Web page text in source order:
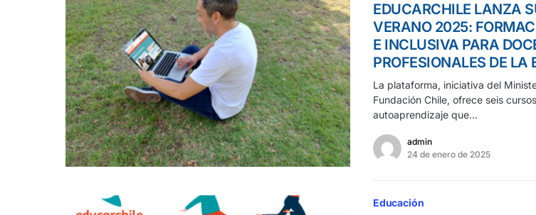
EDUCARCHILE LANZA
VERANO 2025:
E INCLUSIVA PARA
PROFESIONALES DE LA
La plataforma, iniciativa del
Fundación Chile, ofrece seis
autoaprendizaje que…
admin
24 de enero de 2025
Educación